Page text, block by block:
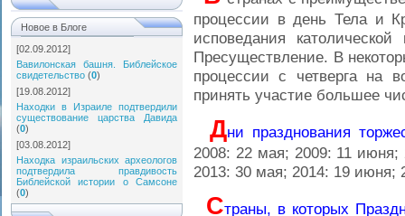
Новое в Блоге
[02.09.2012]
Вавилонская башня. Библейское
свидетельство (0)
[19.08.2012]
Находки в Израиле подтвердили
существование царства Давида
(0)
[03.08.2012]
Находка израильских археологов
подтвердила правдивость
Библейской истории о Самсоне
(0)
процессии в день Тела и
исповедания
Пресуществление. В
процессии с четверга на
принять участие большее
Дни празднования
2008: 22 мая; 2009: 11
2013: 30 мая; 2014: 19 июня;
Страны, в которых